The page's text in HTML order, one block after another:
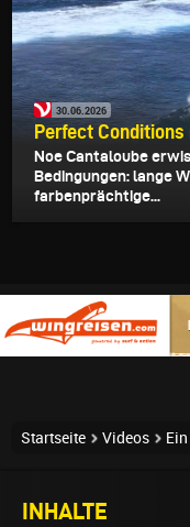
30.06.2026
Perfect Conditions
Noe Cantaloube
Bedingungen: lange
farbenprächtige...
Startseite Videos
INHALTE